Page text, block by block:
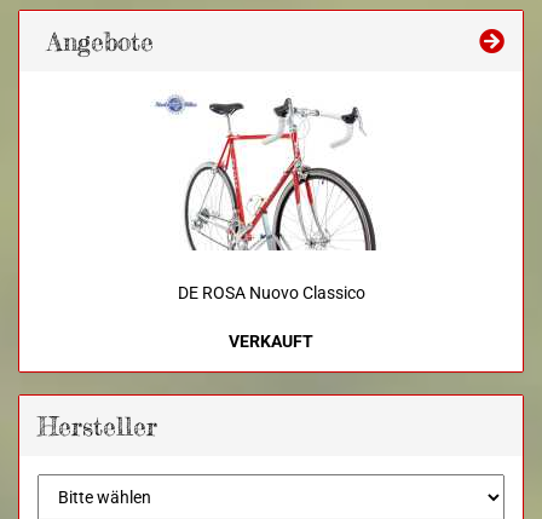
Angebote
DE ROSA Nuovo Classico
VERKAUFT
Hersteller